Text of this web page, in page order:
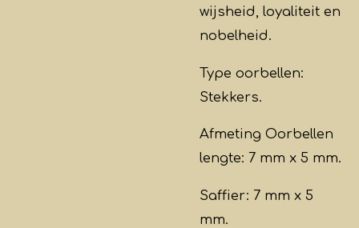
wijsheid, loyaliteit en
nobelheid.
Type oorbellen:
Stekkers.
Afmeting Oorbellen
lengte: 7 mm x 5 mm.
Saffier: 7 mm x 5
mm.